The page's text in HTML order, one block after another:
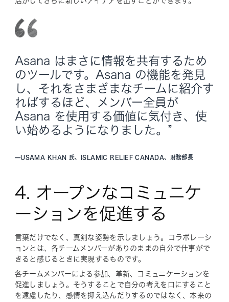
Asana はまさに情報を共有するため
のツールです。Asana の機能を発見
し、それをさまざまなチームに紹介す
ればするほど、メンバー全員が
Asana を使用する価値に気付き、使
い始めるようになりました。”
— USAMA KHAN 氏、ISLAMIC RELIEF CANADA、財務部長
4. オープンなコミュニケ
ーションを促進する
言葉だけでなく、真剣な姿勢を示しましょう。コラボレーシ
ョンとは、各チームメンバーがありのままの自分で仕事がで
きると感じるときに実現するものです。
各チームメンバーによる参加、革新、コミュニケーションを
促進しましょう。そうすることで自分の考えを口にすること
を遠慮したり、感情を抑え込んだりするのではなく、本来の